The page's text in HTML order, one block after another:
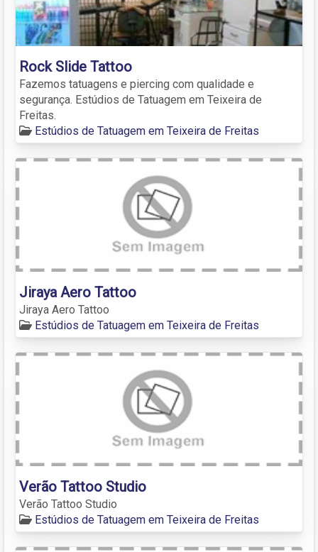
Rock Slide Tattoo
Fazemos tatuagens e piercing com qualidade e
segurança. Estúdios de Tatuagem em Teixeira de
Freitas.
Estúdios de Tatuagem em Teixeira de Freitas
Jiraya Aero Tattoo
Jiraya Aero Tattoo
Estúdios de Tatuagem em Teixeira de Freitas
Verão Tattoo Studio
Verão Tattoo Studio
Estúdios de Tatuagem em Teixeira de Freitas